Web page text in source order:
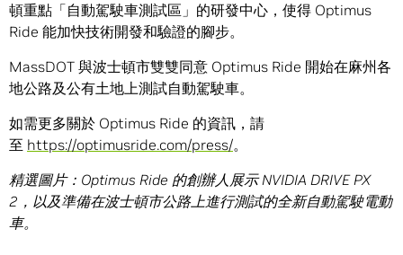
頓重點「自動駕駛車測試區」的研發中心，使得 Optimus
Ride 能加快技術開發和驗證的腳步。
MassDOT 與波士頓市雙雙同意 Optimus Ride 開始在麻州各
地公路及公有土地上測試自動駕駛車。
如需更多關於 Optimus Ride 的資訊，請
至 https://optimusride.com/press/。
精選圖片： Optimus Ride 的創辦人展示NVIDIA DRIVE PX
2 ，以及準備在波士頓市公路上進行測試的全新自動駕駛電動
車。